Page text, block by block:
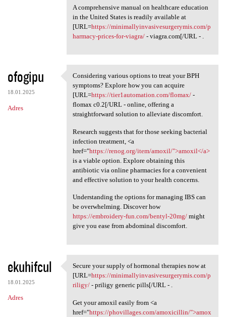
A comprehensive manual on healthcare education
in the United States is readily available at
[URL=https://minimallyinvasivesurgerymis.com/p
harmacy-prices-for-viagra/- viagra.com[/URL - .
ofogipu
18.01.2025
Adres
Considering various options
Considering various options to treat your BPH
symptoms? Explore how you can acquire
[URL=https://tier1automation.com/flomax/-
flomax c0.2[/URL - online, offering a
straightforward solution to alleviate discomfort.
Research suggests that for those seeking bacterial
infection treatment, <a
href="https://renog.org/item/amoxil/">amoxil</a>
is a viable option. Explore obtaining this
antibiotic via online pharmacies for a convenient
and effective solution to your health concerns.
Understanding the options for managing IBS can
be overwhelming. Discover how
https://embroidery-fun.com/bentyl-20mg/might
give you ease from abdominal discomfort.
ekuhifcul
18.01.2025
Adres
Secure your supply of
Secure your supply of hormonal therapies now at
[URL=https://minimallyinvasivesurgerymis.com/p
riligy/- priligy generic pills[/URL - .
Get your amoxil easily from <a
href="https://phovillages.com/amoxicillin/">amox